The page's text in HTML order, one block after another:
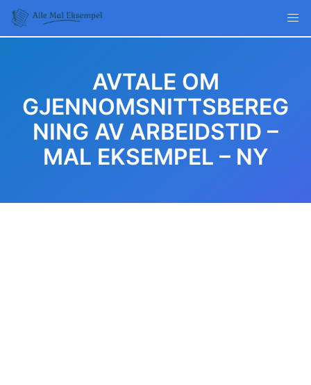
Skip
content
AVTALE OM
GJENNOMSNITTSBEREG
NING AV ARBEIDSTID –
MAL EKSEMPEL – NY